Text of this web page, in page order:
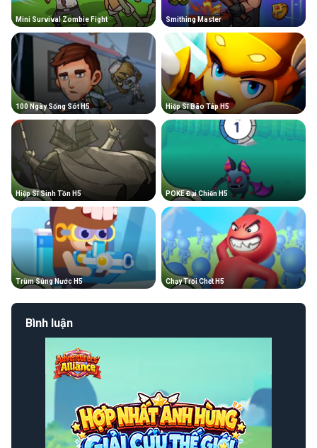
Mini Survival Zombie Fight Smithing Master
100 Ngày Sống Sót H5 Hiệp Sĩ Bão Táp H5
Hiệp Sĩ Sinh Tồn H5 POKE Đại Chiến H5
Trùm Súng Nước H5 Chạy Trối Chết H5
Bình luận